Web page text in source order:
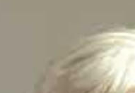
die Voraussetzungen
persönlich auf Ihrem
können Sie den